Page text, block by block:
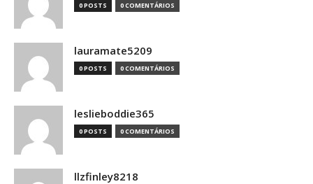
0 POSTS 0 COMENTÁRIOS
lauramate5209
0 POSTS 0 COMENTÁRIOS
leslieboddie365
0 POSTS 0 COMENTÁRIOS
llzfinley8218